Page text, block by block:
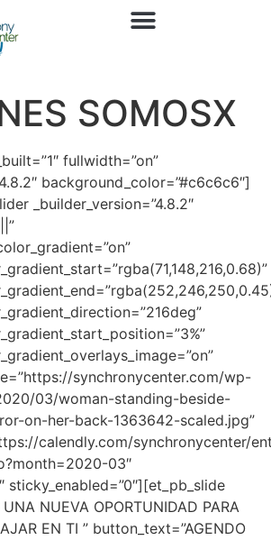
SOMOSX
fullwidth=”on”
background_color=”#c6c6c6″]
_builder_version=”4.8.2″
synchronycenter.com/wp-
03/woman-standing-beside-
on-her-back-1363642-scaled.jpg”
calendly.com/synchronycenter/
03″
sticky_enabled=”0″][et_pb_slide
NUEVA OPORTUNIDAD PARA
EN TI ” button_text=”AGENDO